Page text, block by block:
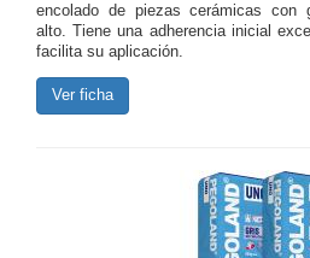
encolado de piezas cerámicas con
alto. Tiene una adherencia inicial
facilita su aplicación.
Ver ficha